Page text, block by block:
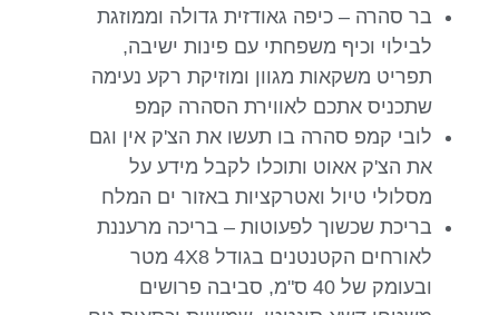
בר סהרה – כיפה גאודזית גדולה וממוזגת
לבילוי וכיף משפחתי עם פינות ישיבה,
תפריט משקאות מגוון ומוזיקת רקע נעימה
שתכניס אתכם לאווירת הסהרה קמפ
לובי קמפ סהרה בו תעשו את הצ'ק אין וגם
את הצ'ק אאוט ותוכלו לקבל מידע על
מסלולי טיול ואטרקציות באזור ים המלח
בריכת שכשוך לפעוטות – בריכה מרעננת
לאורחים הקטנטנים בגודל 4X8 מטר
ובעומק של 40 ס"מ, סביבה פרושים